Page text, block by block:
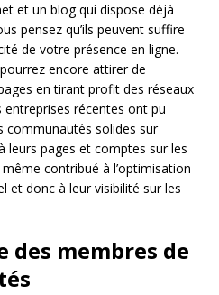
et un blog qui dispose déjà
pensez qu’ils peuvent suffire
de votre présence en ligne.
encore attirer de
en tirant profit des réseaux
entreprises récentes ont pu
communautés solides sur
leurs pages et comptes sur les
contribué à l’optimisation
et donc à leur visibilité sur les
des membres de